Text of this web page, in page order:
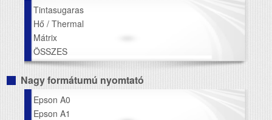
Tintasugaras
Hő / Thermal
Mátrix
ÖSSZES
Nagy formátumú nyomtató
Epson A0
Epson A1